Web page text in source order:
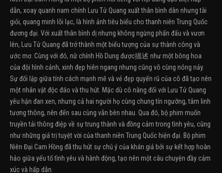
dẫn, xoay quanh nam chính Lưu Tử Quang xuất thân bình dân nhưng tài
giỏi, quang minh lỗi lạc, là hình ảnh tiêu biểu cho thanh niên Trung Quốc
đương đại. Với xuất thân bình dị nhưng không ngừng phấn đấu và vươn
lên, Lưu Tử Quang đã trở thành một biểu tượng của sự thành công và
ước mơ. Cùng với đó, nữ chính Hồ Dung được描述 như một bông hoa
của đội hình cảnh, xinh đẹp hiên ngang nhưng cũng vô cùng nóng nảy.
Sự đối lập giữa tính cách mạnh mẽ và vẻ đẹp quyến rũ của cô đã tạo nên
một nhân vật độc đáo và thu hút. Mặc dù cô nàng đối với Lưu Tử Quang
yêu hận đan xen, nhưng cả hai người họ cùng chung tín ngưỡng, tâm linh
tương thông, nên đến sau cùng vẫn bên nhau. Qua đó, bộ phim muốn
truyền tải thông điệp về sự trung thành và đồng cảm trong tình yêu, cũng
như những giá trị tuyệt vời của thanh niên Trung Quốc hiện đại. Bộ phim
Niên Đại Cam Hồng đã thu hút sự chú ý của khán giả bởi sự kết hợp hoàn
hảo giữa yếu tố tình yêu và hành động, tạo nên một câu chuyện đầy cảm
xúc và hấp dẫn.